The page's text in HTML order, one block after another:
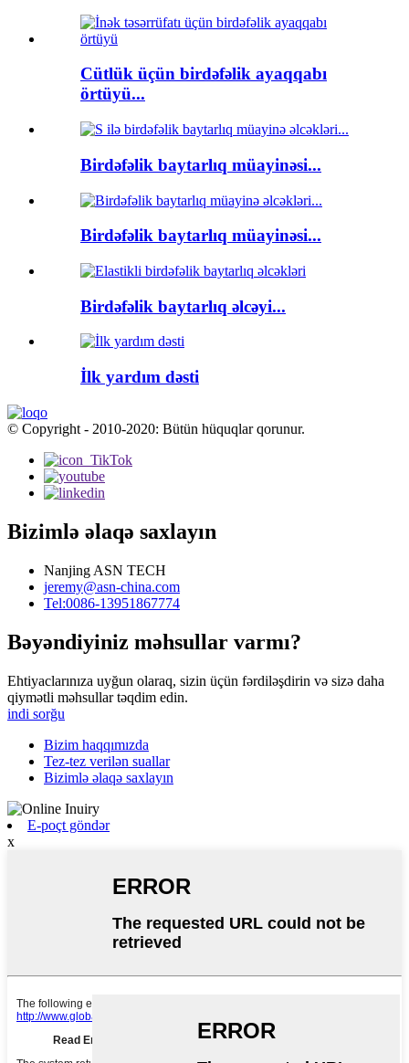
Cütlük üçün birdəfəlik ayaqqabı
örtüyü...
Birdəfəlik baytarlıq müayinəsi...
Birdəfəlik baytarlıq müayinəsi...
Birdəfəlik baytarlıq əlcəyi...
İlk yardım dəsti
© Copyright - 2010-2020: Bütün hüquqlar qorunur.
Bizimlə əlaqə saxlayın
Nanjing ASN TECH
jeremy@asn-china.com
Tel:0086-13951867774
Bəyəndiyiniz məhsullar varmı?
Ehtiyaclarınıza uyğun olaraq, sizin üçün fərdiləşdirin və sizə daha
qiymətli məhsullar təqdim edin.
indi sorğu
Bizim haqqımızda
Tez-tez verilən suallar
Bizimlə əlaqə saxlayın
E-poçt göndər
x